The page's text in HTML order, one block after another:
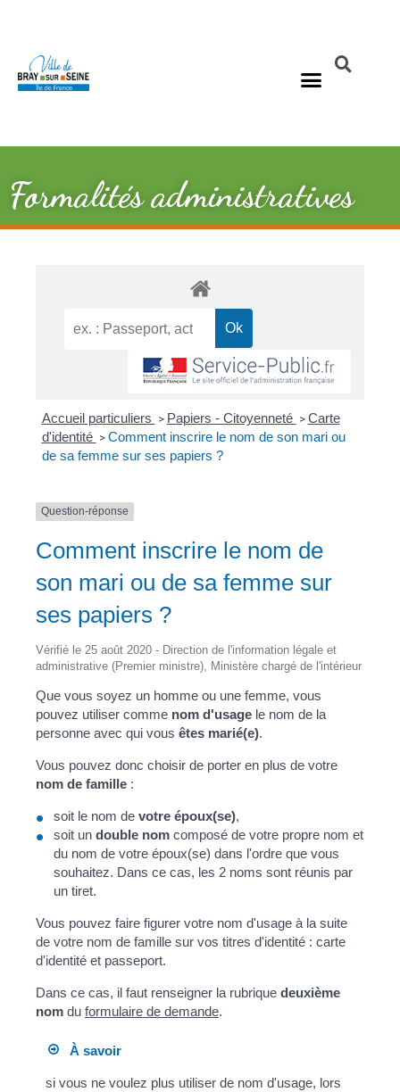
Formalités administratives
Accueil particuliers > Papiers - Citoyenneté > Carte
d'identité > Comment inscrire le nom de son mari ou
de sa femme sur ses papiers ?
Question-réponse
Comment inscrire le nom de
son mari ou de sa femme sur
ses papiers ?
Vérifié le 25 août 2020 - Direction de l'information légale et
administrative (Premier ministre), Ministère chargé de l'intérieur
Que vous soyez un homme ou une femme, vous
pouvez utiliser comme nom d'usage le nom de la
personne avec qui vous êtes marié(e).
Vous pouvez donc choisir de porter en plus de votre
nom de famille :
soit le nom de votre époux(se),
soit un double nom composé de votre propre nom et
du nom de votre époux(se) dans l'ordre que vous
souhaitez. Dans ce cas, les 2 noms sont réunis par
un tiret.
Vous pouvez faire figurer votre nom d'usage à la suite
de votre nom de famille sur vos titres d'identité : carte
d'identité et passeport.
Dans ce cas, il faut renseigner la rubrique deuxième
nom du formulaire de demande.
À savoir
si vous ne voulez plus utiliser de nom d'usage, lors